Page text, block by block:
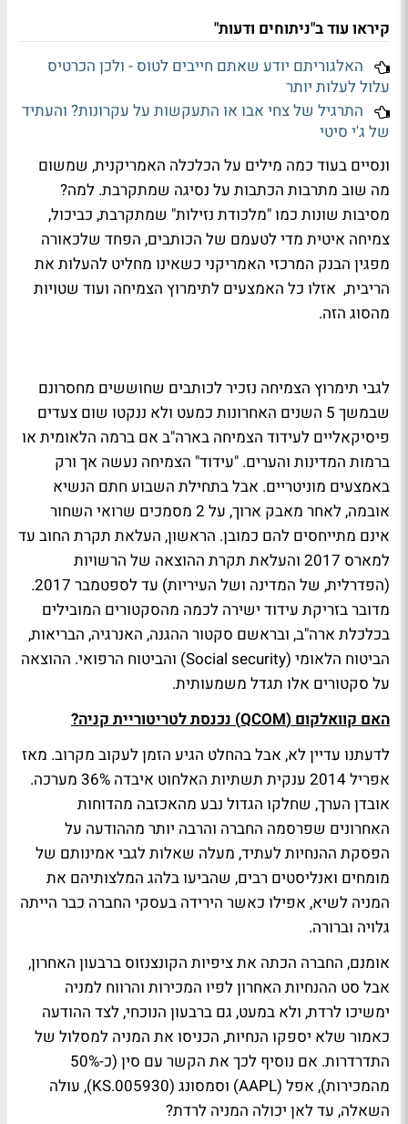
קיראו עוד ב"ניתוחים ודעות"
האלגוריתם יודע שאתם חייבים לטוס - ולכן הכרטיס
עלול לעלות יותר
התרגיל של צחי אבו או התעקשות על עקרונות? והעתיד
של ג'י סיטי
ונסיים בעוד כמה מילים על הכלכלה האמריקנית, שמשום
מה שוב מתרבות הכתבות על נסיגה שמתקרבת. למה?
מסיבות שונות כמו "מלכודת נזילות" שמתקרבת, כביכול,
צמיחה איטית מדי לטעמם של הכותבים, הפחד שלכאורה
מפגין הבנק המרכזי האמריקני כשאינו מחליט להעלות את
הריבית, אזלו כל האמצעים לתימרוץ הצמיחה ועוד שטויות
מהסוג הזה.
לגבי תימרוץ הצמיחה נזכיר לכותבים שחוששים מחסרונם
שבמשך 5 השנים האחרונות כמעט ולא ננקטו שום צעדים
פיסיקאליים לעידוד הצמיחה בארה"ב אם ברמה הלאומית או
ברמות המדינות והערים. "עידוד" הצמיחה נעשה אך ורק
באמצעים מוניטריים. אבל בתחילת השבוע חתם הנשיא
אובמה, לאחר מאבק ארוך, על 2 מסמכים שרואי השחור
אינם מתייחסים להם כמובן. הראשון, העלאת תקרת החוב עד
למארס 2017 והעלאת תקרת ההוצאה של הרשויות
(הפדרלית, של המדינה ושל העיריות) עד לספטמבר 2017.
מדובר בזריקת עידוד ישירה לכמה מהסקטורים המובילים
בכלכלת ארה"ב, ובראשם סקטור ההגנה, האנרגיה, הבריאות,
הביטוח הלאומי (Social security) והביטוח הרפואי. ההוצאה
על סקטורים אלו תגדל משמעותית.
האם קוואלקום (QCOM) נכנסת לטריטוריית קניה?
לדעתנו עדיין לא, אבל בהחלט הגיע הזמן לעקוב מקרוב. מאז
אפריל 2014 ענקית תשתיות האלחוט איבדה 36% מערכה.
אובדן הערך, שחלקו הגדול נבע מהאכזבה מהדוחות
האחרונים שפרסמה החברה והרבה יותר מההודעה על
הפסקת ההנחיות לעתיד, מעלה שאלות לגבי אמינותם של
מומחים ואנליסטים רבים, שהביעו בלהג המלצותיהם את
המניה לשיא, אפילו כאשר הירידה בעסקי החברה כבר הייתה
גלויה וברורה.
אומנם, החברה הכתה את ציפיות הקונצנזוס ברבעון האחרון,
אבל סט ההנחיות האחרון לפיו המכירות והרווח למניה
ימשיכו לרדת, ולא במעט, גם ברבעון הנוכחי, לצד ההודעה
כאמור שלא יספקו הנחיות, הכניסו את המניה למסלול של
התדרדרות. אם נוסיף לכך את הקשר עם סין (כ-50%
מהמכירות), אפל (AAPL) וסמסונג (005930.KS), עולה
השאלה, עד לאן יכולה המניה לרדת?